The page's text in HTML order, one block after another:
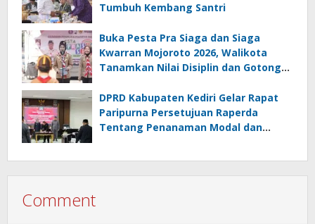
Tumbuh Kembang Santri
Buka Pesta Pra Siaga dan Siaga
Kwarran Mojoroto 2026, Walikota
Tanamkan Nilai Disiplin dan Gotong
DPRD Kabupaten Kediri Gelar Rapat
Paripurna Persetujuan Raperda
Tentang Penanaman Modal dan
Comment